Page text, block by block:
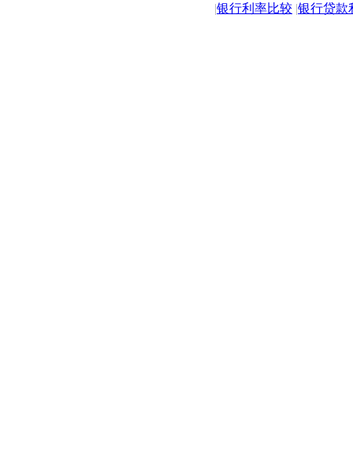
|银行利率比较 |银行贷款